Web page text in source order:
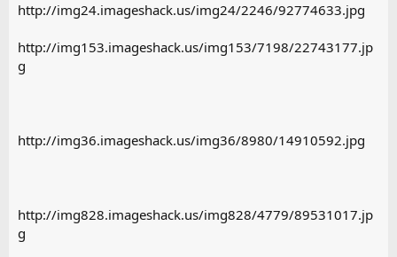
http://img24.imageshack.us/img24/2246/92774633.jpg
http://img153.imageshack.us/img153/7198/22743177.jp
g
http://img36.imageshack.us/img36/8980/14910592.jpg
http://img828.imageshack.us/img828/4779/89531017.jp
g